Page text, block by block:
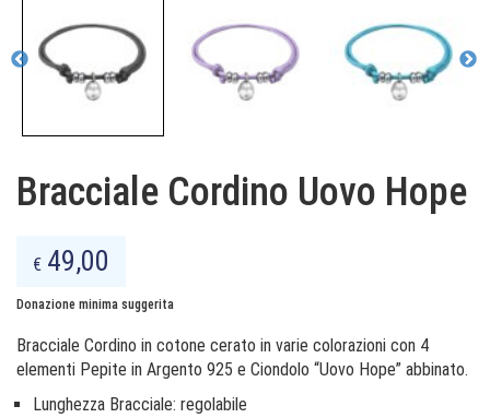
Bracciale Cordino Uovo Hope
€ 49,00
Donazione minima suggerita
Bracciale Cordino in cotone cerato in varie colorazioni con 4
elementi Pepite in Argento 925 e Ciondolo “Uovo Hope” abbinato.
Lunghezza Bracciale: regolabile